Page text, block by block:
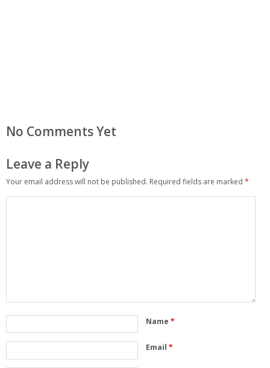
No Comments Yet
Leave a Reply
Your email address will not be published. Required fields are marked *
Name *
Email *